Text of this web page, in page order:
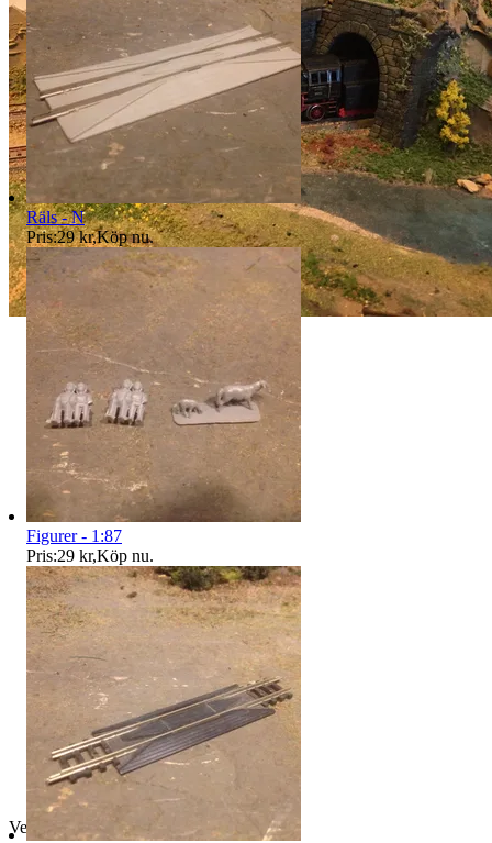
Verifierad
Räls - N
Pris:29 kr,Köp nu.
Figurer - 1:87
Pris:29 kr,Köp nu.